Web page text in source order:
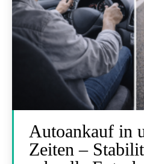
Autoankauf in
Zeiten –